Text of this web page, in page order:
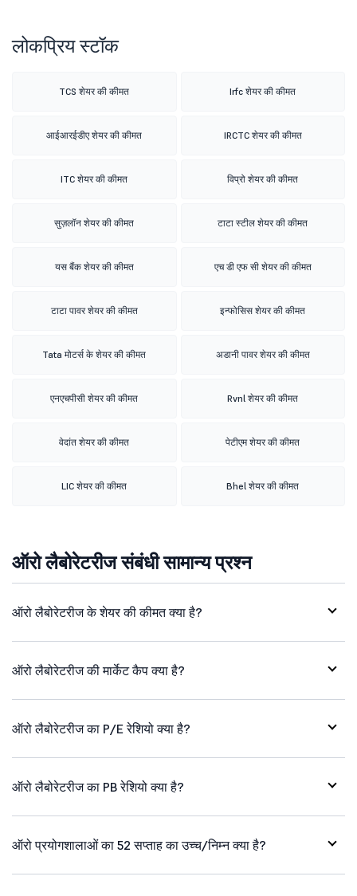
लोकप्रिय स्टॉक
TCS शेयर की कीमत Irfc शेयर की कीमत
आईआरईडीए शेयर की कीमत IRCTC शेयर की कीमत
ITC शेयर की कीमत विप्रो शेयर की कीमत
सुज़लॉन शेयर की कीमत टाटा स्टील शेयर की कीमत
यस बैंक शेयर की कीमत एच डी एफ सी शेयर की कीमत
टाटा पावर शेयर की कीमत इन्फोसिस शेयर की कीमत
Tata मोटर्स के शेयर की कीमत अडानी पावर शेयर की कीमत
एनएचपीसी शेयर की कीमत Rvnl शेयर की कीमत
वेदांत शेयर की कीमत पेटीएम शेयर की कीमत
LIC शेयर की कीमत Bhel शेयर की कीमत
ऑरो लैबोरेटरीज संबंधी सामान्य प्रश्न
ऑरो लैबोरेटरीज के शेयर की कीमत क्या है?
ऑरो लैबोरेटरीज की मार्केट कैप क्या है?
ऑरो लैबोरेटरीज का P/E रेशियो क्या है?
ऑरो लैबोरेटरीज का PB रेशियो क्या है?
ऑरो प्रयोगशालाओं का 52 सप्ताह का उच्च/निम्न क्या है?